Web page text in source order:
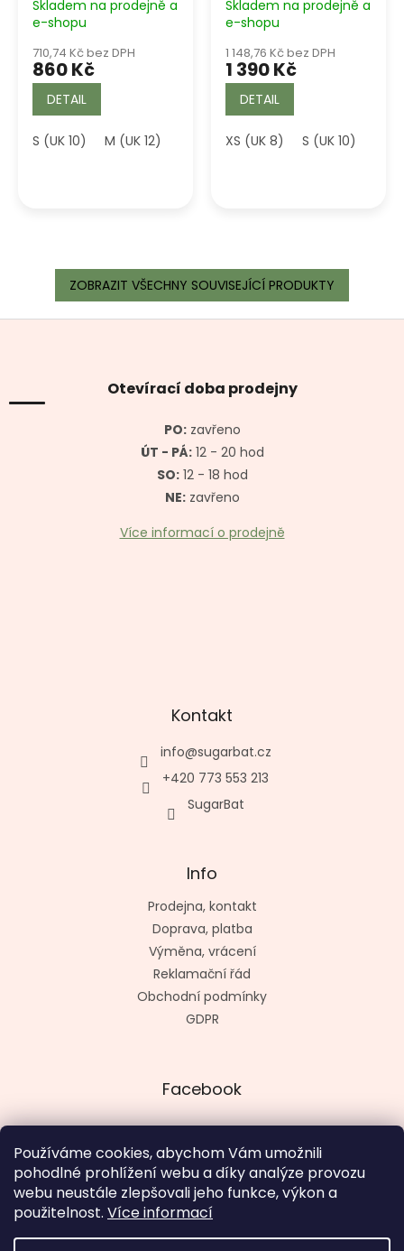
Používáme cookies, abychom Vám umožnili
pohodlné prohlížení webu a díky analýze provozu
webu neustále zlepšovali jeho funkce, výkon a
použitelnost. Více informací
Skladem na prodejně a
e-shopu
710,74 Kč bez DPH
860 Kč
DETAIL
S (UK 10) M (UK 12) L (UK 14) XL (UK 16) 2XL (UK 18)
Skladem na prodejně a
e-shopu
1 148,76 Kč bez DPH
1 390 Kč
DETAIL
XS (UK 8) S (UK 10)
ZOBRAZIT VŠECHNY SOUVISEJÍCÍ PRODUKTY
Z
Otevírací doba prodejny
PO:zavřeno
ÚT - PÁ:12 - 20 hod
SO:12 - 18 hod
NE:zavřeno
Více informací o prodejně
Kontakt
info@sugarbat.cz
+420 773 553 213
SugarBat
Info
Prodejna, kontakt
Doprava, platba
Výměna, vrácení
Reklamační řád
Obchodní podmínky
GDPR
Facebook
Vytvořil kashop.cz